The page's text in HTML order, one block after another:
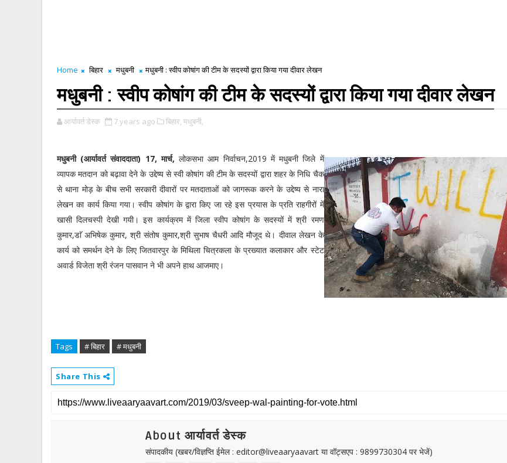
Home बिहार मधुबनी मधुबनी : स्वीप कोषांग की टीम के सदस्यों द्वारा किया गया दीवार लेखन
मधुबनी : स्वीप कोषांग की टीम के सदस्यों द्वारा किया गया दीवार लेखन
आर्यावर्त डेस्क 7 years ago बिहार, मधुबनी,
मधुबनी (आर्यावर्त संवाददाता) 17, मार्च,लोकसभा आम निर्वाचन,2019 में मधुबनी जिले में
व्यापक मतदान को बढ़ावा देने के उद्देष्य से स्वी कोषांग की टीम के सदस्यों द्वारा शहर के निधि चैक
से थाना मोड़ के बीच सभी सरकारी दीवारों पर मतदाताओं को जागरूक करने के उद्देष्य से नारा
लेखन का कार्य किया गया। स्वीप कोषांग के द्वारा किए जा रहे इस प्रयास के प्रति राहगीरों में
खासी दिलचस्पी देखी गयी। इस कार्यक्रम में जिला स्वीप कोषांग के सदस्यों में श्री रमण
कुमार,डाॅ अभिषेक कुमार, श्री संतोष कुमार,श्री सुभाष चैधरी आदि मौजूद थे। दीवाल लेखन के
कार्य को समर्थन देने के लिए जितवारपुर के मिथिला चित्रकला के प्रख्यात कलाकार और स्टेट
अवार्ड विजेता श्री रंजन पासवान ने भी अपने हाथ आजमाए।
Tags # बिहार # मधुबनी
Share This
About आर्यावर्त डेस्क
संपादकीय (खबर/विज्ञप्ति ईमेल : editor@liveaaryaavart या वॉट्सएप : 9899730304 पर भेजें)